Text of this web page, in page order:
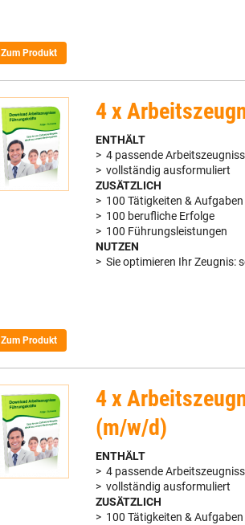
Zum Produkt
4 x
ENTHÄLT
> 4 passende
> vollständig ausformuliert
ZUSÄTZLICH
> 100 Tätigkeiten & Aufgaben
> 100 berufliche Erfolge
> 100 Führungsleistungen
NUTZEN
> Sie optimieren Ihr Zeugnis:
Zum Produkt
4 x
(m/w/d)
ENTHÄLT
> 4 passende
> vollständig ausformuliert
ZUSÄTZLICH
> 100 Tätigkeiten & Aufgaben